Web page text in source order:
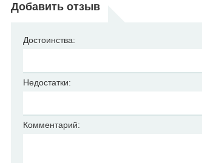
Добавить отзыв
Достоинства:
Недостатки:
Комментарий: